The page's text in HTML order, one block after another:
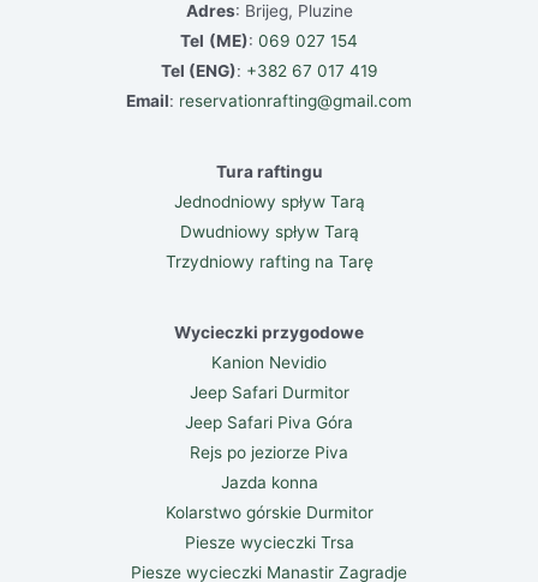
Adres: Brijeg, Pluzine
Tel (ME): 069 027 154
Tel (ENG): +382 67 017 419
Email: reservationrafting@gmail.com
Tura raftingu
Jednodniowy spływ Tarą
Dwudniowy spływ Tarą
Trzydniowy rafting na Tarę
Wycieczki przygodowe
Kanion Nevidio
Jeep Safari Durmitor
Jeep Safari Piva Góra
Rejs po jeziorze Piva
Jazda konna
Kolarstwo górskie Durmitor
Piesze wycieczki Trsa
Piesze wycieczki Manastir Zagradje